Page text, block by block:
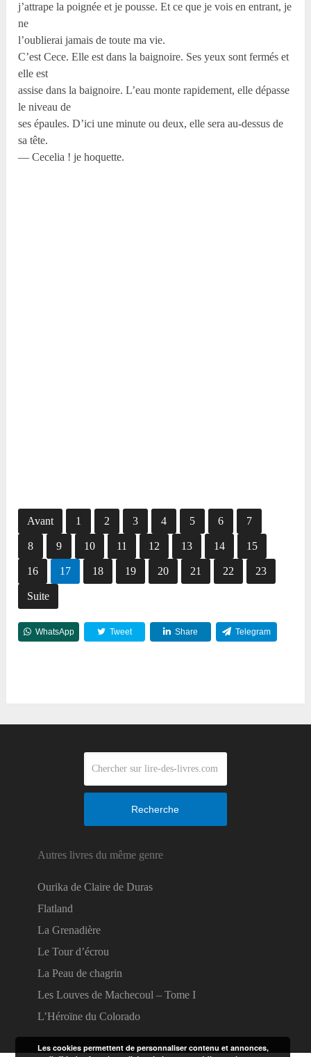
j’attrape la poignée et je pousse. Et ce que je vois en entrant, je
ne
l’oublierai jamais de toute ma vie.
C’est Cece. Elle est dans la baignoire. Ses yeux sont fermés et
elle est
assise dans la baignoire. L’eau monte rapidement, elle dépasse
le niveau de
ses épaules. D’ici une minute ou deux, elle sera au-dessus de
sa tête.
— Cecelia ! je hoquette.
Avant 1 2 3 4 5 6 7
8 9 10 11 12 13 14 15
16 17 18 19 20 21 22 23
Suite
WhatsApp Tweet Share Telegram
Recherche
Autres livres du même genre
Ourika de Claire de Duras
Flatland
La Grenadière
Le Tour d’écrou
La Peau de chagrin
Les Louves de Machecoul – Tome I
L’Héroïne du Colorado
Les cookies permettent de personnaliser contenu et annonces,